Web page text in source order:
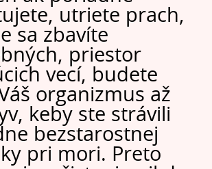
utriete prach,
sa zbavíte
priestor
vecí, budete
organizmus až
keby ste strávili
bezstarostnej
pri mori. Preto